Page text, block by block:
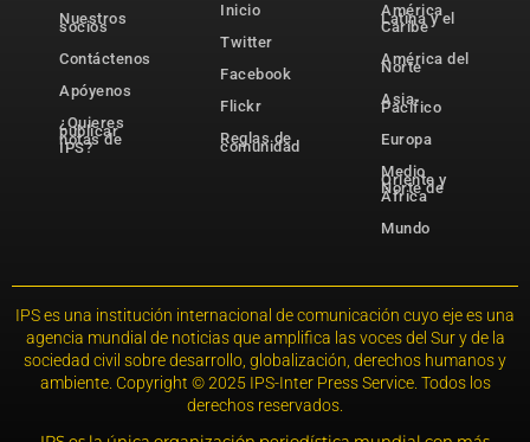
Nuestros
socios
Contáctenos
Apóyenos
¿Quieres
publicar
notas de
IPS?
Inicio
Twitter
Facebook
Flickr
Reglas de
comunidad
América
Latina y el
Caribe
América del
Norte
Asia-
Pacífico
Europa
Medio
Oriente y
Norte de
África
Mundo
IPS es una institución internacional de comunicación cuyo eje es una
agencia mundial de noticias que amplifica las voces del Sur y de la
sociedad civil sobre desarrollo, globalización, derechos humanos y
ambiente. Copyright © 2025 IPS-Inter Press Service. Todos los
derechos reservados.